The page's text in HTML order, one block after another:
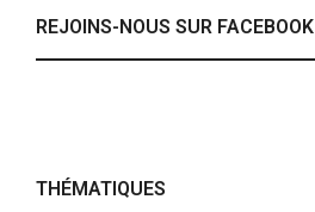
REJOINS-NOUS SUR FACEBOOK
THÉMATIQUES